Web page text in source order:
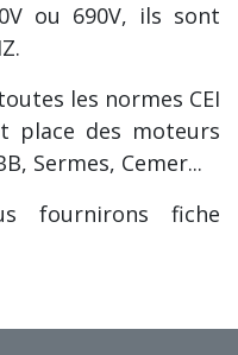
ou 690V, ils sont
les normes CEI
place des moteurs
Sermes, Cemer...
fournirons fiche